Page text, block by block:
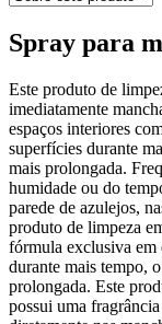
Spray para
Este produto de
imediatamente
espaços interiores
superfícies durante
mais prolongada.
humidade ou do
parede de azulejos,
produto de limpeza
fórmula exclusiva em
durante mais tempo,
prolongada. Este
possui uma